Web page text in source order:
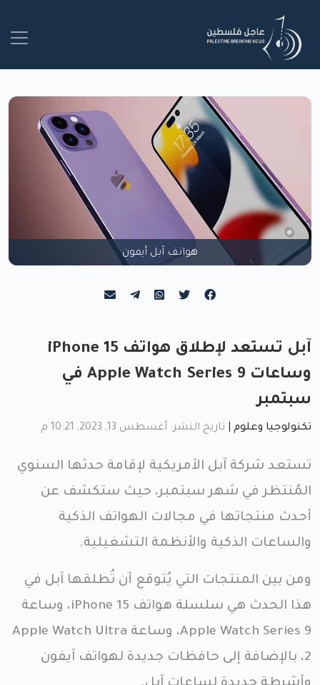
هواتف آبل أيفون
آبل تستعد لإطلاق هواتف iPhone 15
وساعات Apple Watch Series 9 في
سبتمبر
تكنولوجيا وعلوم تاريخ النشر: أغسطس 13, 2023, 10:21 م
تستعد شركة آبل الأمريكية لإقامة حدثها السنوي
المُنتظر في شهر سبتمبر، حيث ستكشف عن
أحدث منتجاتها في مجالات الهواتف الذكية
والساعات الذكية والأنظمة التشغيلية.
ومن بين المنتجات التي يُتوقع أن تُطلقها آبل في
هذا الحدث هي سلسلة هواتف iPhone 15، وساعة
Apple Watch Series 9، وساعة Apple Watch Ultra
2، بالإضافة إلى حافظات جديدة لهواتف آيفون